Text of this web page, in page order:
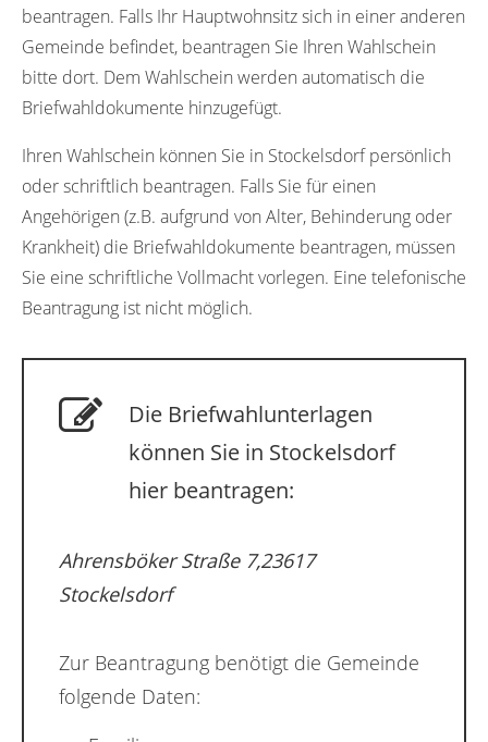
beantragen. Falls Ihr Hauptwohnsitz sich in einer anderen
Gemeinde befindet, beantragen Sie Ihren Wahlschein
bitte dort. Dem Wahlschein werden automatisch die
Briefwahldokumente hinzugefügt.
Ihren Wahlschein können Sie in Stockelsdorf persönlich
oder schriftlich beantragen. Falls Sie für einen
Angehörigen (z.B. aufgrund von Alter, Behinderung oder
Krankheit) die Briefwahldokumente beantragen, müssen
Sie eine schriftliche Vollmacht vorlegen. Eine telefonische
Beantragung ist nicht möglich.
Die Briefwahlunterlagen
können Sie in Stockelsdorf
hier beantragen:
Ahrensböker Straße 7,23617
Stockelsdorf
Zur Beantragung benötigt die Gemeinde
folgende Daten: